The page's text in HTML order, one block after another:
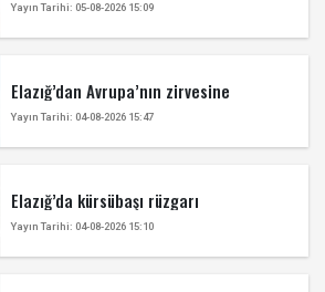
Yayın Tarihi: 05-08-2026 15:09
Elazığ’dan Avrupa’nın zirvesine
Yayın Tarihi: 04-08-2026 15:47
Elazığ’da kürsübaşı rüzgarı
Yayın Tarihi: 04-08-2026 15:10